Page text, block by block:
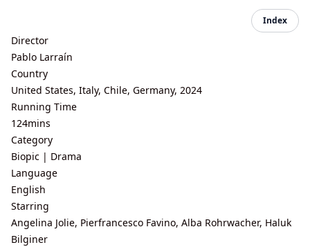
Index
Director
Pablo Larraín
Country
United States, Italy, Chile, Germany, 2024
Running Time
124mins
Category
Biopic | Drama
Language
English
Starring
Angelina Jolie, Pierfrancesco Favino, Alba Rohrwacher, Haluk
Bilginer